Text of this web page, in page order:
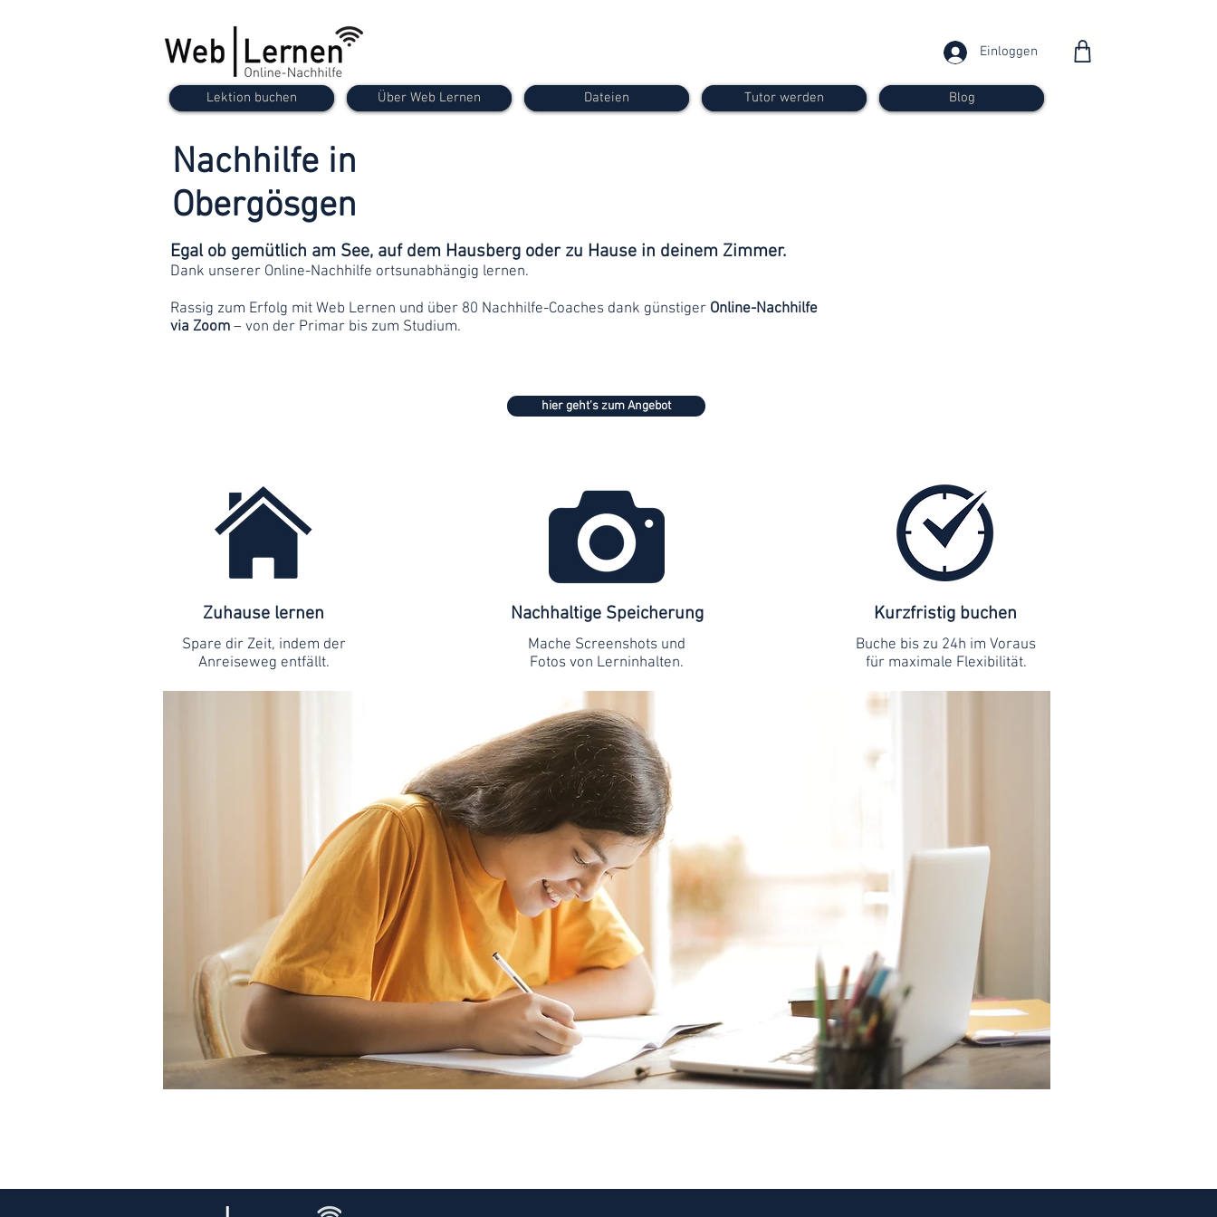
Einloggen
Lektion buchen Über Web Lernen Dateien Tutor werden Blog
Nachhilfe in
Obergösgen
Egal ob gemütlich am See, auf dem Hausberg oder zu Hause in deinem Zimmer.
Dank unserer Online-Nachhilfe ortsunabhängig lernen.
Rassig zum Erfolg mit Web Lernen und über 80 Nachhilfe-Coaches dank günstiger Online-Nachhilfe
via Zoom – von der Primar bis zum Studium.
hier geht's zum Angebot
Zuhause lernen
Spare dir Zeit, indem der
Anreiseweg entfällt.
Nachhaltige Speicherung
Mache Screenshots und
Fotos von Lerninhalten.
Kurzfristig buchen
Buche bis zu 24h im Voraus
für maximale Flexibilität.